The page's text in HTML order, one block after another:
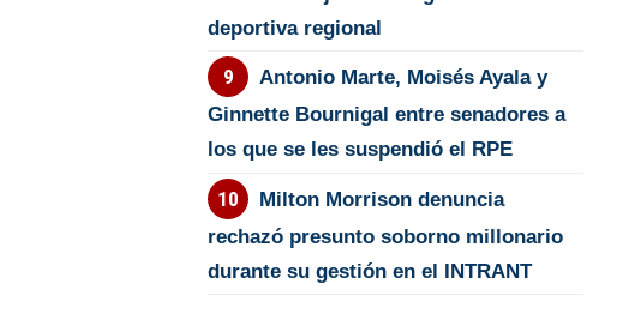
deportiva regional
Antonio Marte, Moisés Ayala y
Ginnette Bournigal entre senadores a
los que se les suspendió el RPE
Milton Morrison denuncia
rechazó presunto soborno millonario
durante su gestión en el INTRANT